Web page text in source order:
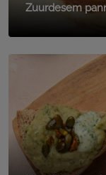
Zuurdesem